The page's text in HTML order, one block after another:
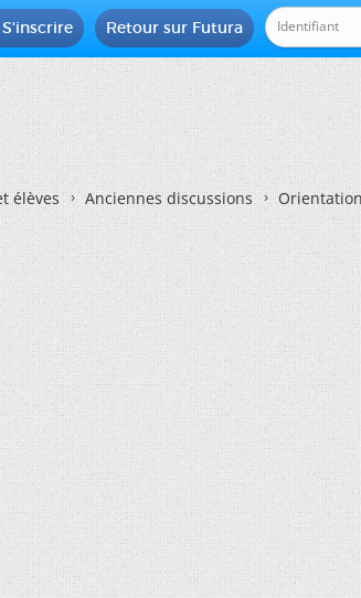
Retour sur Futura
S'inscrire
élèves Anciennes discussions